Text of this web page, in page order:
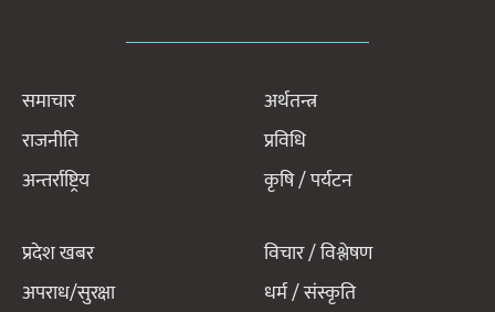
समाचार
राजनीति
अन्तर्राष्ट्रिय
अर्थतन्त्र
प्रविधि
कृषि / पर्यटन
प्रदेश खबर
अपराध/सुरक्षा
विचार / विश्लेषण
धर्म / संस्कृति